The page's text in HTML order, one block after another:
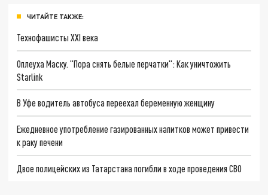
ЧИТАЙТЕ ТАКЖЕ:
Технофашисты XXI века
Оплеуха Маску. "Пора снять белые перчатки": Как уничтожить
Starlink
В Уфе водитель автобуса переехал беременную женщину
Ежедневное употребление газированных напитков может привести
к раку печени
Двое полицейских из Татарстана погибли в ходе проведения СВО